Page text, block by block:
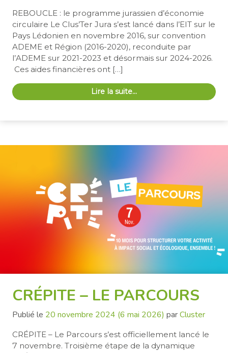
REBOUCLE : le programme jurassien d’économie
circulaire Le Clus’Ter Jura s’est lancé dans l’EIT sur le
Pays Lédonien en novembre 2016, sur convention
ADEME et Région (2016-2020), reconduite par
l’ADEME sur 2021-2023 et désormais sur 2024-2026.
Ces aides financières ont […]
Lire la suite…
CRÉPITE – LE PARCOURS
Publié le 20 novembre 2024 (6 mai 2026) parCluster
CRÉPITE – Le Parcours s’est officiellement lancé le
7 novembre. Troisième étape de la dynamique